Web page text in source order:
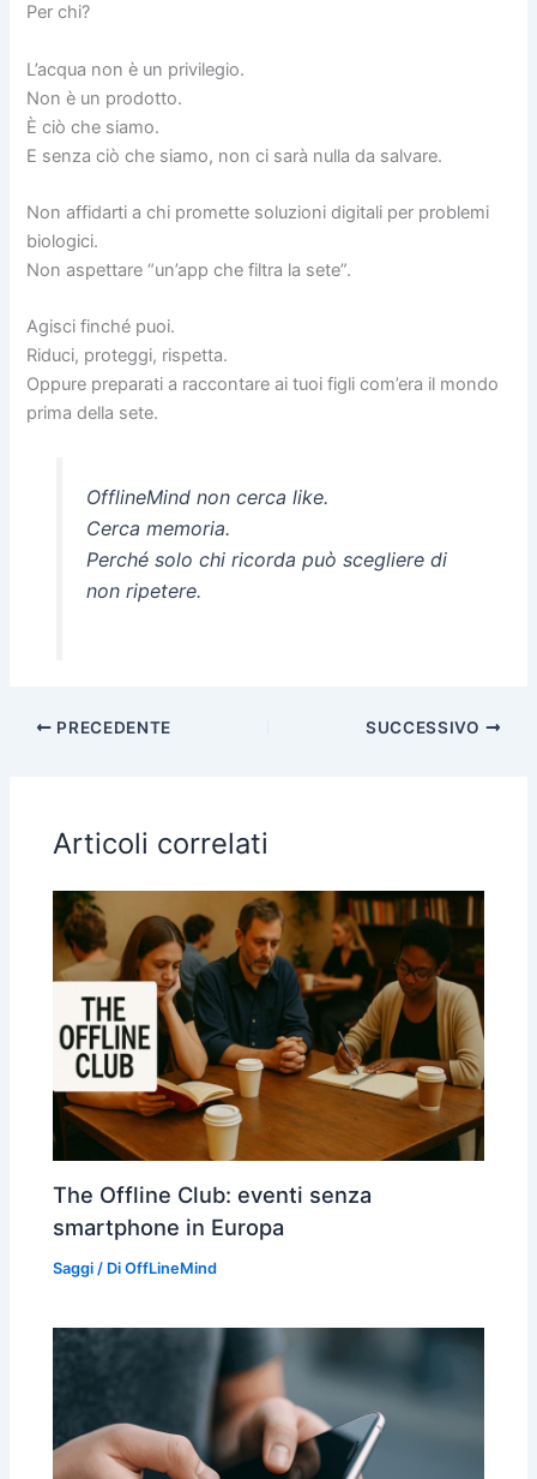
Per chi?
L’acqua non è un privilegio.
Non è un prodotto.
È ciò che siamo.
E senza ciò che siamo, non ci sarà nulla da salvare.
Non affidarti a chi promette soluzioni digitali per problemi
biologici.
Non aspettare “un’app che filtra la sete”.
Agisci finché puoi.
Riduci, proteggi, rispetta.
Oppure preparati a raccontare ai tuoi figli com’era il mondo
prima della sete.
OfflineMind non cerca like.
Cerca memoria.
Perché solo chi ricorda può scegliere di
non ripetere.
PRECEDENTE SUCCESSIVO
Articoli correlati
The Offline Club: eventi senza
smartphone in Europa
Saggi / DiOffLineMind